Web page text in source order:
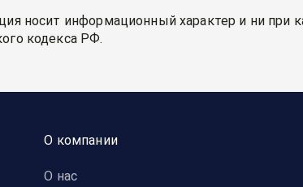
носит информационный характер и ни при
кодекса РФ.
О компании
О нас